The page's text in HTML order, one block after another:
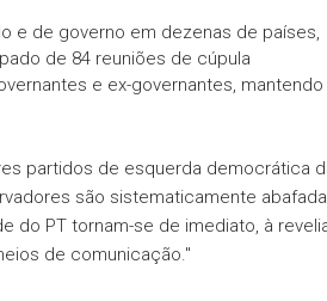
e de governo em dezenas de países,
de 84 reuniões de cúpula
e ex-governantes, mantendo
partidos de esquerda democrática
são sistematicamente
do PT tornam-se de imediato, à
de comunicação."